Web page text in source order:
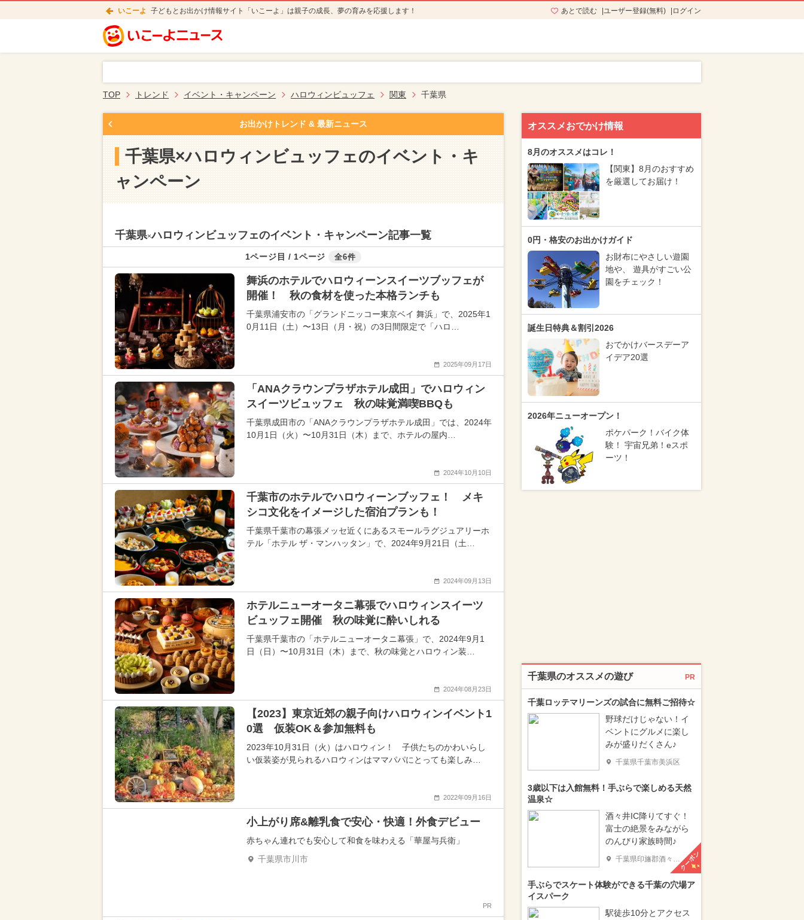
いこーよ 子どもとお出かけ情報サイト「いこーよ」は親子の成長、夢の育みを応援します！ あとで読む ユーザー登録(無料) ログイン
TOP トレンド イベント・キャンペーン ハロウィンビュッフェ 関東 千葉県
お出かけトレンド & 最新ニュース
千葉県×ハロウィンビュッフェのイベント・キ
ャンペーン
千葉県×ハロウィンビュッフェのイベント・キャンペーン記事一覧
1ページ目 / 1ページ 全6件
舞浜のホテルでハロウィーンスイーツブッフェが
開催！ 秋の食材を使った本格ランチも
千葉県浦安市の「グランドニッコー東京ベイ 舞浜」で、2025年1
0月11日（土）〜13日（月・祝）の3日間限定で「ハロ…
2025年09月17日
「ANAクラウンプラザホテル成田」でハロウィン
スイーツビュッフェ 秋の味覚満喫BBQも
千葉県成田市の「ANAクラウンプラザホテル成田」では、2024年
10月1日（火）〜10月31日（木）まで、ホテルの屋内…
2024年10月10日
千葉市のホテルでハロウィーンブッフェ！ メキ
シコ文化をイメージした宿泊プランも！
千葉県千葉市の幕張メッセ近くにあるスモールラグジュアリーホ
テル「ホテル ザ・マンハッタン」で、2024年9月21日（土…
2024年09月13日
ホテルニューオータニ幕張でハロウィンスイーツ
ビュッフェ開催 秋の味覚に酔いしれる
千葉県千葉市の「ホテルニューオータニ幕張」で、2024年9月1
日（日）〜10月31日（木）まで、秋の味覚とハロウィン装…
2024年08月23日
【2023】東京近郊の親子向けハロウィンイベント1
0選 仮装OK＆参加無料も
2023年10月31日（火）はハロウィン！ 子供たちのかわいらし
い仮装姿が見られるハロウィンはママパパにとっても楽しみ…
2022年09月16日
小上がり席&離乳食で安心・快適！外食デビュー
赤ちゃん連れでも安心して和食を味わえる「華屋与兵衛」
千葉県市川市
PR
オススメおでかけ情報
8月のオススメはコレ！
【関東】8月のおすすめ
を厳選してお届け！
0円・格安のお出かけガイド
お財布にやさしい遊園
地や、 遊具がすごい公
園をチェック！
誕生日特典＆割引2026
おでかけバースデーア
イデア20選
2026年ニューオープン！
ポケパーク！バイク体
験！ 宇宙兄弟！eスポ
ーツ！
千葉県のオススメの遊び PR
千葉ロッテマリーンズの試合に無料ご招待☆
野球だけじゃない！イ
ベントにグルメに楽し
みが盛りだくさん♪
千葉県千葉市美浜区
3歳以下は入館無料！手ぶらで楽しめる天然
温泉☆
酒々井IC降りてすぐ！
富士の絶景をみながら
のんびり家族時間♪
千葉県印旛郡酒々井町 クーポン
手ぶらでスケート体験ができる千葉の穴場ア
イスパーク
駅徒歩10分とアクセス